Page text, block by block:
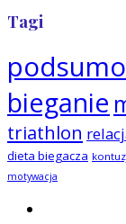
Tagi
bieganie
triathlon
dieta biegacza
motywacja